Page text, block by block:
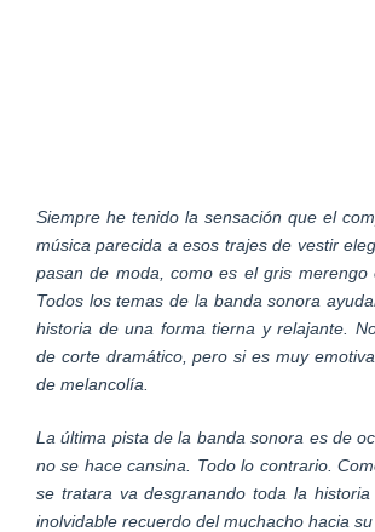
Siempre he tenido la sensación que el
música parecida a esos trajes de vestir
pasan de moda, como es el gris merengo
Todos los temas de la banda sonora
historia de una forma tierna y relajante.
de corte dramático, pero si es muy
de melancolía.
La última pista de la banda sonora es de
no se hace cansina. Todo lo contrario.
se tratara va desgranando toda la
inolvidable recuerdo del muchacho hacia su